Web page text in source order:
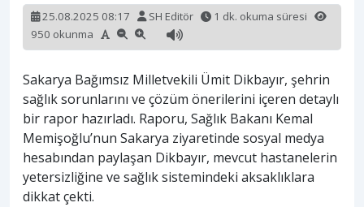
25.08.2025 08:17 SH Editör
1 dk. okuma süresi
950 okunma
Sakarya Bağımsız Milletvekili Ümit Dikbayır, şehrin
sağlık sorunlarını ve çözüm önerilerini içeren detaylı
bir rapor hazırladı. Raporu, Sağlık Bakanı Kemal
Memişoğlu’nun Sakarya ziyaretinde sosyal medya
hesabından paylaşan Dikbayır, mevcut hastanelerin
yetersizliğine ve sağlık sistemindeki aksaklıklara
dikkat çekti.